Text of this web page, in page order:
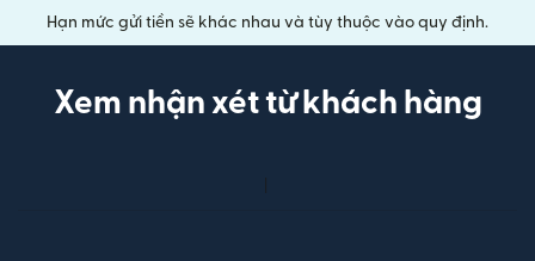
Hạn mức gửi tiền sẽ khác nhau và tùy thuộc vào quy định.
Xem nhận xét từ khách hàng